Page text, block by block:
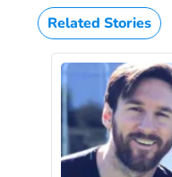
Related Stories